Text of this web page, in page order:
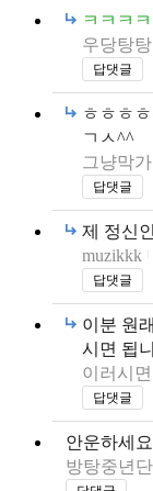
ㅋㅋㅋㅋ
우당탕
답댓글
ㅎㅎㅎ
ㄱㅅ^^
그냥막가
답댓글
제 정신
muzikkk
답댓글
이분 원
시면 됩
이러시
답댓글
안운하세요
방탕중년